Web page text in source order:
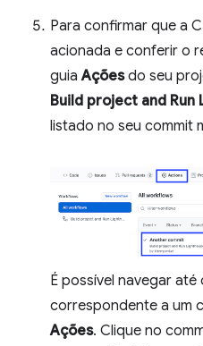
Para confirmar que a
acionada e conferir o
guiaAçõesdo seu
Build project and Run
listado no seu commit
É possível navegar
correspondente a um
Ações. Clique no